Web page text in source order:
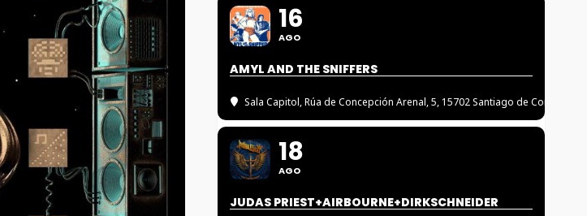
16
AGO
AMYL AND THE SNIFFERS
Sala Capitol, Rúa de Concepción Arenal, 5, 15702 Santiago de
18
AGO
JUDAS PRIEST+AIRBOURNE+DIRKSCHNEIDER